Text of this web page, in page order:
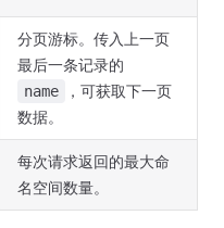
分页游标。传入上一页
最后一条记录的
name
，可获取下一页
数据。
每次请求返回的最大命
名空间数量。